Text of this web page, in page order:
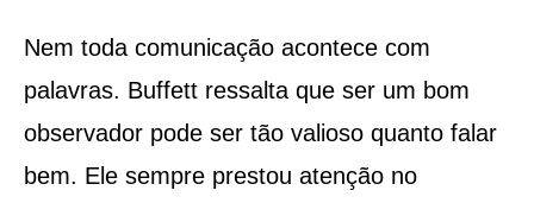
Nem toda comunicação acontece com
palavras. Buffett ressalta que ser um bom
observador pode ser tão valioso quanto falar
bem. Ele sempre prestou atenção no